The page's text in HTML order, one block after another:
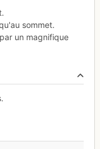
sommet.
un magnifique